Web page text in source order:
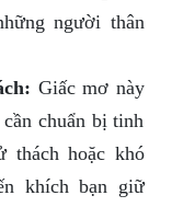
người thân
Giấc mơ này
chuẩn bị tinh
thách hoặc khó
khích bạn giữ